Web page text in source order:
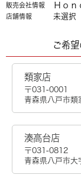
販売会社情報 Ｈｏ
店舗情報 未選択
ご希
類家店
〒031-0001
青森県八戸市類
湊高台店
〒031-0812
青森県八戸市大